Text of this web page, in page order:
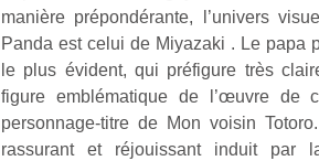
manière prépondérante, l’univers
Panda est celui de Miyazaki . Le papa
le plus évident, qui préfigure très
figure emblématique de l’œuvre de
personnage-titre de Mon voisin
rassurant et réjouissant induit par
Varier les
occupations
n’est pas
toujours
simple.
Conjuguer
divertissement,
jours, c’est
l’occasion
rêvée
pour les
enfants
de…
de